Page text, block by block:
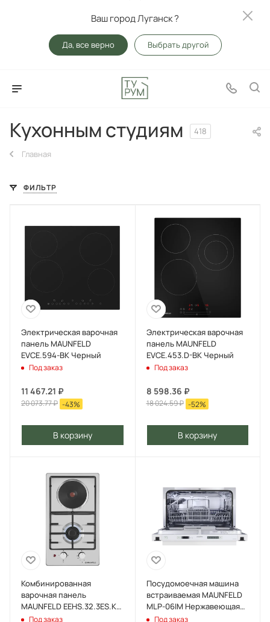
Ваш город Луганск ?
Да, все верно Выбрать другой
Кухонным студиям 418
Главная
ФИЛЬТР
Электрическая варочная
панель MAUNFELD
EVCE.594-BK Черный
Под заказ
11 467.21 ₽
20 073.77₽ -43%
В корзину
Электрическая варочная
панель MAUNFELD
EVCE.453.D-BK Черный
Под заказ
8 598.36 ₽
18 024.59₽ -52%
В корзину
Комбинированная
варочная панель
MAUNFELD EEHS.32.3ES.KG
Нержавеющая сталь
Под заказ
Посудомоечная машина
встраиваемая MAUNFELD
MLP-06IM Нержавеющая
сталь
Под заказ